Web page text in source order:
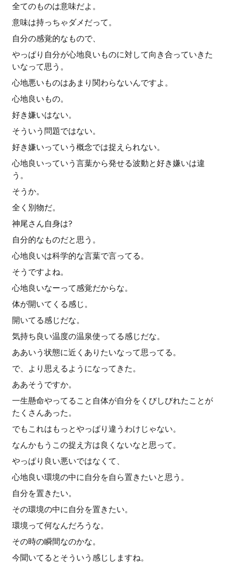
全てのものは意味だよ。
意味は持っちゃダメだって。
自分の感覚的なもので、
やっぱり自分が心地良いものに対して向き合っていきた
いなって思う。
心地悪いものはあまり関わらないんですよ。
心地良いもの。
好き嫌いはない。
そういう問題ではない。
好き嫌いっていう概念では捉えられない。
心地良いっていう言葉から発せる波動と好き嫌いは違
う。
そうか。
全く別物だ。
神尾さん自身は?
自分的なものだと思う。
心地良いは科学的な言葉で言ってる。
そうですよね。
心地良いなーって感覚だからな。
体が開いてくる感じ。
開いてる感じだな。
気持ち良い温度の温泉使ってる感じだな。
ああいう状態に近くありたいなって思ってる。
で、より思えるようになってきた。
ああそうですか。
一生懸命やってること自体が自分をくびしびれたことが
たくさんあった。
でもこれはもっとやっぱり違うわけじゃない。
なんかもうこの捉え方は良くないなと思って。
やっぱり良い悪いではなくて、
心地良い環境の中に自分を自ら置きたいと思う。
自分を置きたい。
その環境の中に自分を置きたい。
環境って何なんだろうな。
その時の瞬間なのかな。
今聞いてるとそういう感じしますね。